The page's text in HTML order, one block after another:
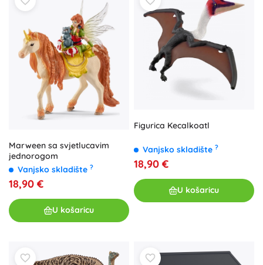
Marween sa svjetlucavim
jednorogom
Vanjsko skladište ?
18,90 €
U košaricu
Figurica Kecalkoatl
Vanjsko skladište ?
18,90 €
U košaricu